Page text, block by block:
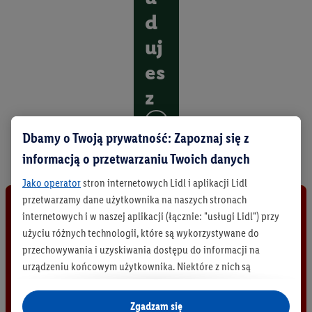
d
uj
es
z
d
k
r
y
s
z
y
s
k
i
Dbamy o Twoją prywatność: Zapoznaj się z
informacją o przetwarzaniu Twoich danych
Jako operatorstron internetowych Lidl i aplikacji Lidl
przetwarzamy dane użytkownika na naszych stronach
internetowych i w naszej aplikacji (łącznie: "usługi Lidl") przy
użyciu różnych technologii, które są wykorzystywane do
przechowywania i uzyskiwania dostępu do informacji na
urządzeniu końcowym użytkownika. Niektóre z nich są
są za zgodą użytkownika - również przez partnerów (
Zgadzam się